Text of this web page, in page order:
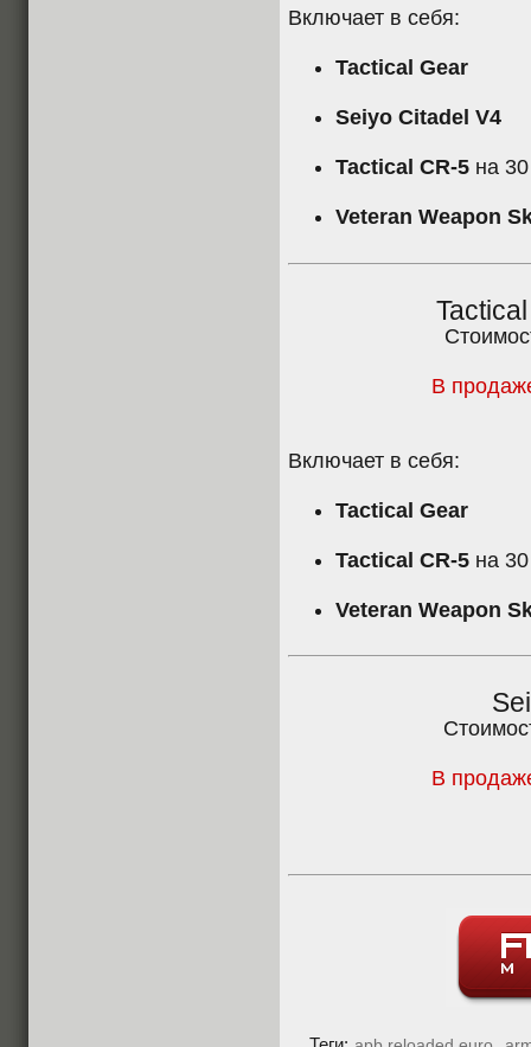
Включает в себя:
Tactical Gear
Seiyo Citadel V4
Tactical CR-5 на
Veteran Weapon
В
Включает в себя:
Tactical Gear
Tactical CR-5 на
Veteran Weapon
В